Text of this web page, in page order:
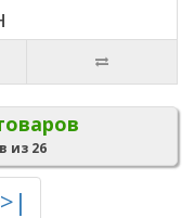
из 26
>|